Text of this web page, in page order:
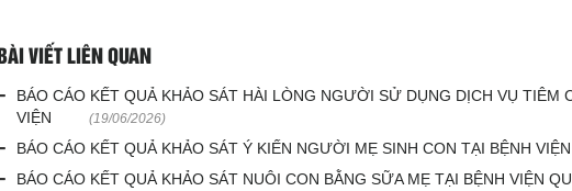
BÀI VIẾT LIÊN QUAN
BÁO CÁO KẾT QUẢ KHẢO SÁT HÀI LÒNG NGƯỜI SỬ DỤNG DỊCH VỤ TIÊM
VIỆN
(19/06/2026)
BÁO CÁO KẾT QUẢ KHẢO SÁT Ý KIẾN NGƯỜI MẸ SINH CON TẠI BỆNH
BÁO CÁO KẾT QUẢ KHẢO SÁT NUÔI CON BẰNG SỮA MẸ TẠI BỆNH VIỆN